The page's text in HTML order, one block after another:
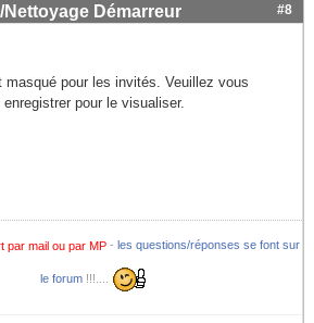
Nettoyage Démarreur #8
masqué pour les invités. Veuillez vous
pour le visualiser.
par mail ou par MP- les questions/réponses se font sur
le forum!!!....